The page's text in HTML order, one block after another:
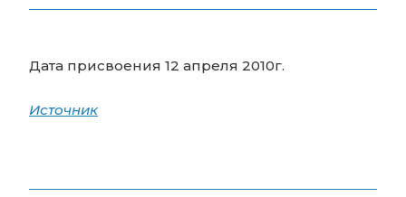
Дата присвоения 12 апреля 2010г.
Источник